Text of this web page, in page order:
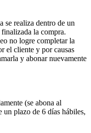
se realiza dentro de un
la compra.
no logre completar la
el cliente y por causas
y abonar nuevamente
(se abona al
un plazo de 6 días hábiles,